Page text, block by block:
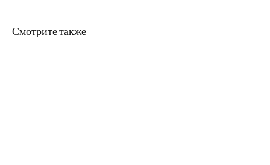
Смотрите также